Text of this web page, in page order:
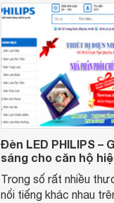
Đèn LED PHILIPS –
sáng cho căn hộ
Trong số rất nhiều
nổi tiếng khác nhau